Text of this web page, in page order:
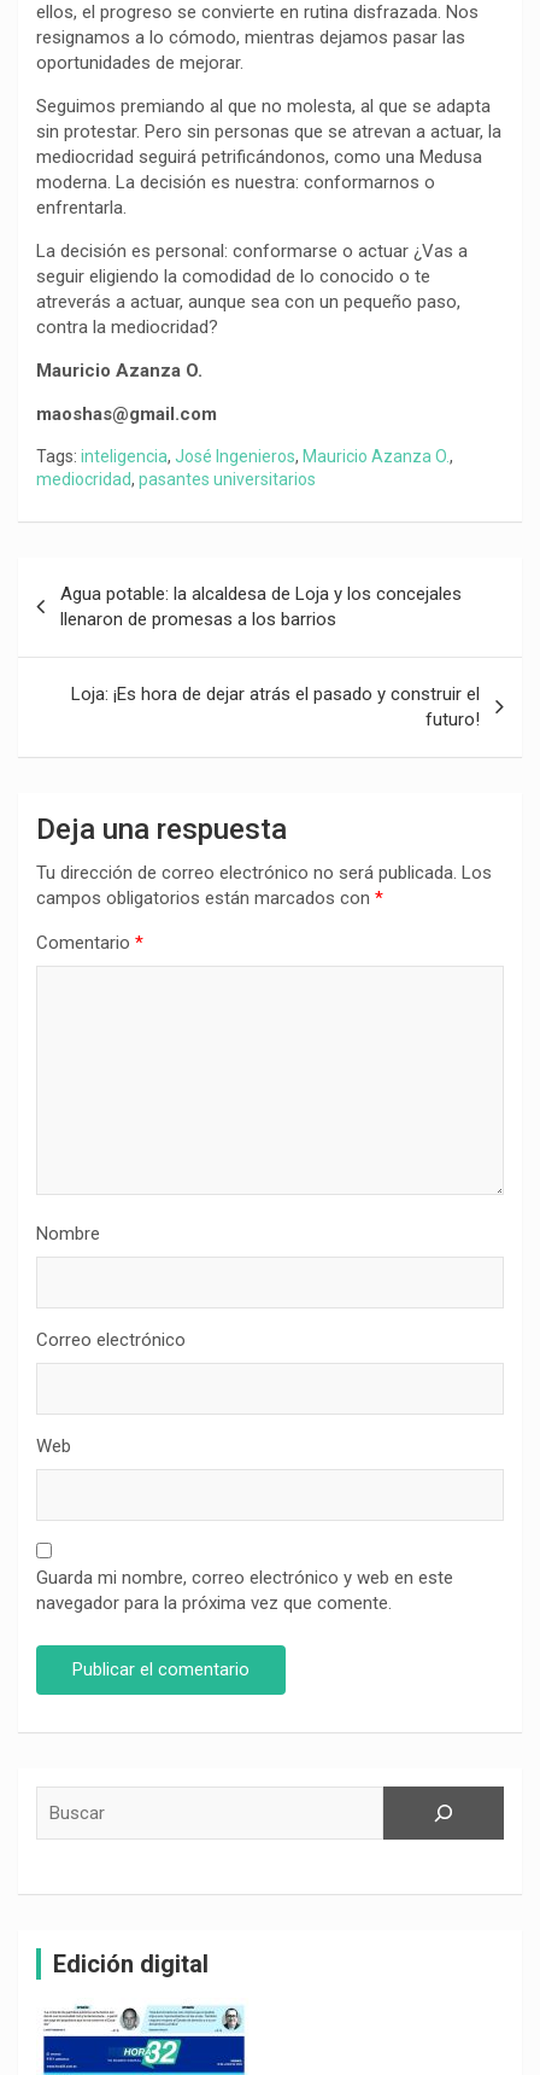
ellos, el progreso se convierte en rutina disfrazada. Nos
resignamos a lo cómodo, mientras dejamos pasar las
oportunidades de mejorar.
Seguimos premiando al que no molesta, al que se adapta
sin protestar. Pero sin personas que se atrevan a actuar, la
mediocridad seguirá petrificándonos, como una Medusa
moderna. La decisión es nuestra: conformarnos o
enfrentarla.
La decisión es personal: conformarse o actuar ¿Vas a
seguir eligiendo la comodidad de lo conocido o te
atreverás a actuar, aunque sea con un pequeño paso,
contra la mediocridad?
Mauricio Azanza O.
maoshas@gmail.com
Tags: inteligencia, José Ingenieros, Mauricio Azanza O.,
mediocridad, pasantes universitarios
de
entradas
Agua potable: la alcaldesa de Loja y los concejales
llenaron de promesas a los barrios
Loja: ¡Es hora de dejar atrás el pasado y construir el
futuro!
Deja una respuesta
Tu dirección de correo electrónico no será publicada. Los
campos obligatorios están marcados con *
Comentario *
Nombre
Correo electrónico
Web
Guarda mi nombre, correo electrónico y web en este
navegador para la próxima vez que comente.
Edición digital